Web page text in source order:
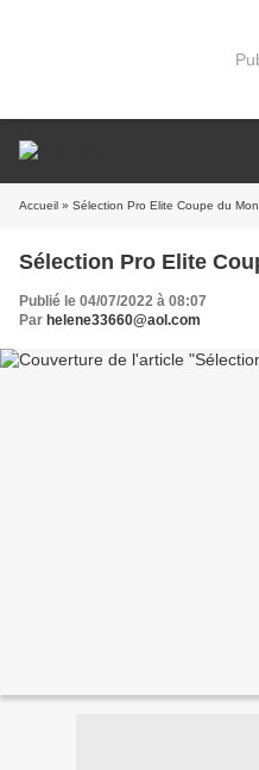
Accueil » Sélection Pro Elite Coupe du
Sélection Pro Elite
Publié le 04/07/2022 à 08:07
Par helene33660@aol.com